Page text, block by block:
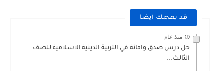
قد يعجبك ايضا
منذ عام
حل درس صدق وامانة في التربية الدينية الاسلامية للصف
الثالث...